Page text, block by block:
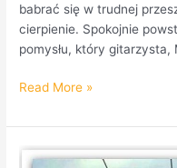
babrać się w trudnej
cierpienie. Spokojnie
pomysłu, który
Read More »
III